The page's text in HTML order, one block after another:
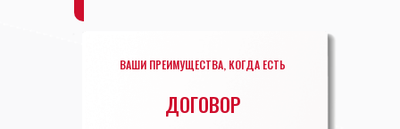
ВАШИ ПРЕИМУЩЕСТВА, КОГДА ЕСТЬ
ДОГОВОР